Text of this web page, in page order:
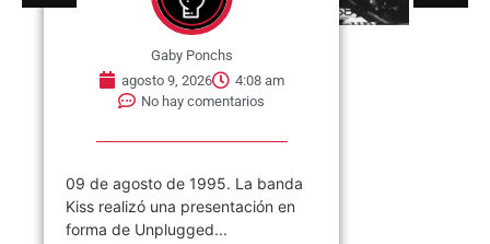
Gaby Ponchs
agosto 9, 2026
4:08 am
No hay comentarios
09 de agosto de 1995. La banda
Kiss realizó una presentación en
forma de Unplugged...